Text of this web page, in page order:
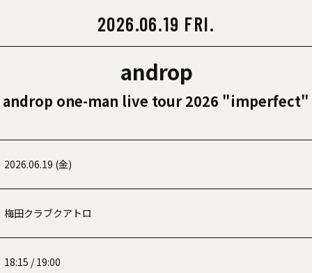
2026.06.19 FRI.
androp
androp one-man live tour 2026 "imperfect"
2026.06.19 (金)
梅田クラブクアトロ
18:15 / 19:00